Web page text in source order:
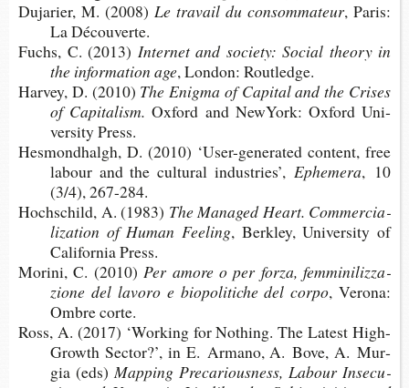
Duja­rier, M. (2008) Le tra­vail du consommateur, Paris:
La Découverte.
Fuchs, C. (2013) Inter­net and society: Social theory in
the infor­ma­tion age, Lon­don: Routledge.
Har­vey, D. (2010) The Enigma of Capi­tal and the Crises
of Capitalism.Oxford and NewYork: Oxford Uni­
ver­sity Press.
Hes­mon­dhalgh, D. (2010) ‘User-​generated content, free
labour and the cultu­ral industries’,Ephemera, 10
(3/4), 267-284.
Hoch­schild, A. (1983) The Mana­ged Heart. Com­mer­cia­
li­za­tion of Human Feeling, Berk­ley, Uni­ver­sity of
Cali­for­nia Press.
Morini, C. (2010)Per amore o per forza, fem­mi­ni­liz­za­
zione del lavoro e bio­po­li­tiche del corpo, Verona:
Ombre corte.
Ross, A. (2017) ‘Wor­king for Nothing. The Latest High-​
Growth Sec­tor?’, in E. Armano, A. Bove, A. Mur­
gia (eds)Map­ping Pre­ca­rious­ness, Labour Inse­cu­